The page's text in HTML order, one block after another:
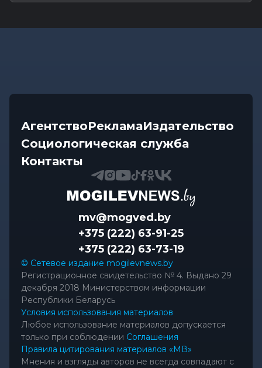
АгентствоРекламаИздательство
Социологическая служба
Контакты
mv@mogved.by
+375 (222) 63-91-25
+375 (222) 63-73-19
© Сетевое издание mogilevnews.by
Регистрационное свидетельство № 4. Выдано 29
декабря 2018 Министерством информации
Республики Беларусь
Условия использования материалов
Любое использование материалов допускается
только при соблюдении Соглашения
Правила цитирования материалов «МВ»
Мнения и взгляды авторов не всегда совпадают с